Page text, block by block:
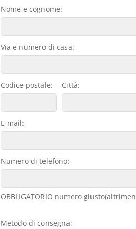
Nome e cognome:
Via e numero di casa:
Codice postale: Città:
E-mail:
Numero di telefono:
OBBLIGATORIO numero
Metodo di consegna: